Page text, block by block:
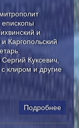
и
Каргопольский
Куксевич,
клиром и другие
Подробнее